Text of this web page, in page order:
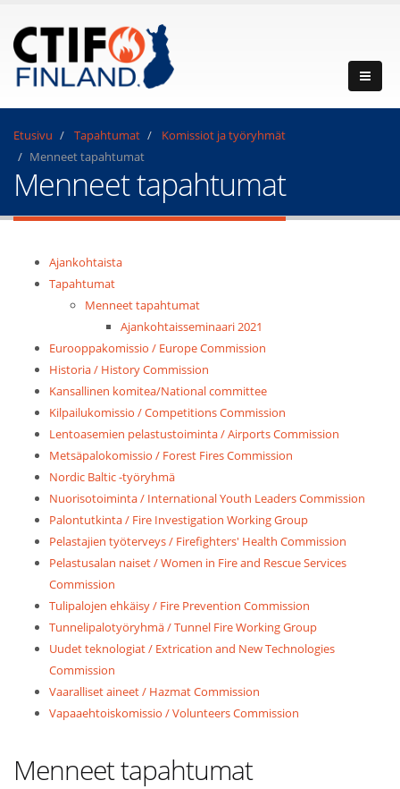
Etusivu Tapahtumat
Komissiot ja työryhmät
Menneet tapahtumat
Menneet tapahtumat
Ajankohtaista
Tapahtumat
Menneet tapahtumat
Ajankohtaisseminaari 2021
Eurooppakomissio / Europe Commission
Historia / History Commission
Kansallinen komitea/National committee
Kilpailukomissio / Competitions Commission
Lentoasemien pelastustoiminta / Airports Commission
Metsäpalokomissio / Forest Fires Commission
Nordic Baltic -työryhmä
Nuorisotoiminta / International Youth Leaders Commission
Palontutkinta / Fire Investigation Working Group
Pelastajien työterveys / Firefighters' Health Commission
Pelastusalan naiset / Women in Fire and Rescue Services
Commission
Tulipalojen ehkäisy / Fire Prevention Commission
Tunnelipalotyöryhmä / Tunnel Fire Working Group
Uudet teknologiat / Extrication and New Technologies
Commission
Vaaralliset aineet / Hazmat Commission
Vapaaehtoiskomissio / Volunteers Commission
Menneet tapahtumat